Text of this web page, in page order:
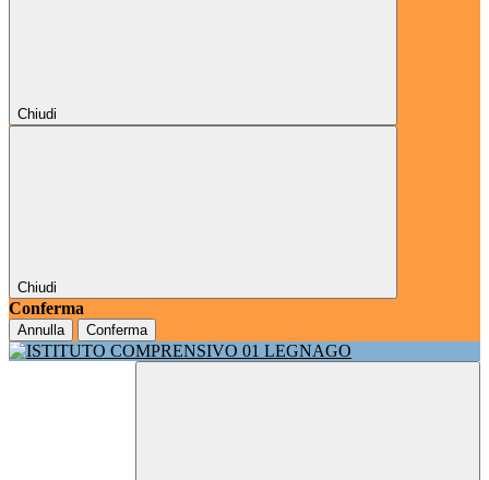
Chiudi
Chiudi
Conferma
Annulla Conferma